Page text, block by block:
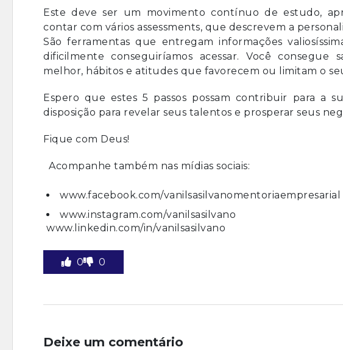
Este deve ser um movimento contínuo de estudo,
contar com vários assessments, que descrevem a
São ferramentas que entregam informações
dificilmente conseguiríamos acessar. Você consegue
melhor, hábitos e atitudes que favorecem ou limitam o
Espero que estes 5 passos possam contribuir para a
disposição para revelar seus talentos e prosperar seus
Fique com Deus!
Acompanhe também nas mídias sociais:
www.facebook.com/vanilsasilvanomentoriaempresarial
www.instagram.com/vanilsasilvano
www.linkedin.com/in/vanilsasilvano
0 0
Deixe um comentário